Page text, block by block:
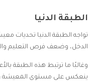
الطبقة الدنيا
تواجه الطبقة الدنيا تحديات
الدخل، وضعف فرص التعليم
وغالبًا ما ترتبط هذه الطبقة
ينعكس على مستوى المعيشة